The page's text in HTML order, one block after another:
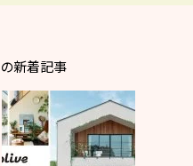
の新着記事